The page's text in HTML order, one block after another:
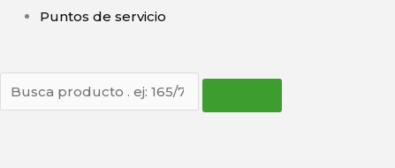
Puntos de servicio